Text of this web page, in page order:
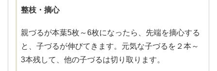
整枝・摘心
親づるが本葉5枚～6枚になったら、先端を摘心する
と、子づるが伸びてきます。元気な子づるを２本～
3本残して、他の子づるは切り取ります。